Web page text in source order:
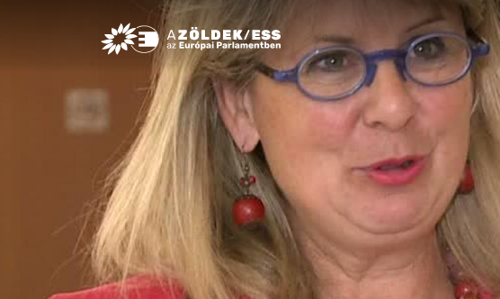
Greens/EFA Home